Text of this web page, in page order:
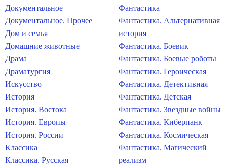
Документальное
Документальное. Прочее
Дом и семья
Домашние животные
Драма
Драматургия
Искусство
История
История. Востока
История. Европы
История. России
Классика
Классика. Русская
Фантастика
Фантастика. Альтернативная
история
Фантастика. Боевик
Фантастика. Боевые роботы
Фантастика. Героическая
Фантастика. Детективная
Фантастика. Детская
Фантастика. Звездные войны
Фантастика. Киберпанк
Фантастика. Космическая
Фантастика. Магический
реализм